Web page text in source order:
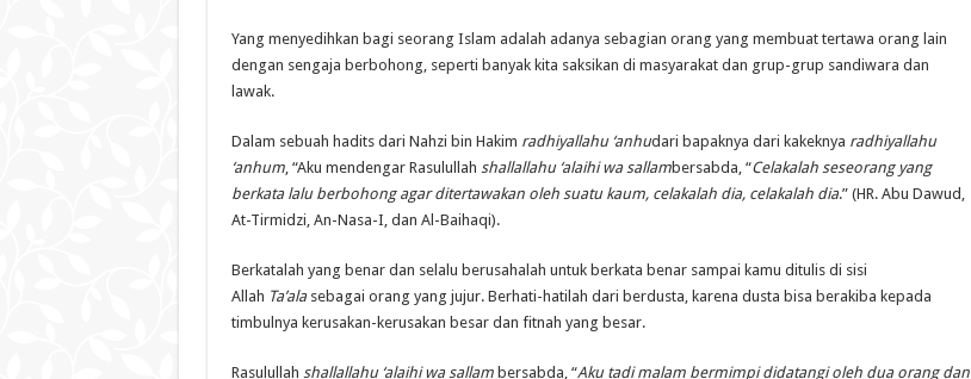
Yang menyedihkan bagi seorang Islam adalah adanya sebagian orang yang membuat tertawa orang lain
dengan sengaja berbohong, seperti banyak kita saksikan di masyarakat dan grup-grup sandiwara dan
lawak.
Dalam sebuah hadits dari Nahzi bin Hakim radhiyallahu ‘anhudari bapaknya dari kakeknya radhiyallahu
‘anhum, “Aku mendengar Rasulullah shallallahu ‘alaihi wa sallambersabda,“Celakalah seseorang yang
berkata lalu berbohong agar ditertawakan oleh suatu kaum, celakalah dia, celakalah dia.” (HR. Abu Dawud,
At-Tirmidzi, An-Nasa-I, dan Al-Baihaqi).
Berkatalah yang benar dan selalu berusahalah untuk berkata benar sampai kamu ditulis di sisi
Allah Ta’alasebagai orang yang jujur. Berhati-hatilah dari berdusta, karena dusta bisa berakiba kepada
timbulnya kerusakan-kerusakan besar dan fitnah yang besar.
Rasulullah shallallahu ‘alaihi wa sallambersabda, “Aku tadi malam bermimpi didatangi oleh dua orang dan